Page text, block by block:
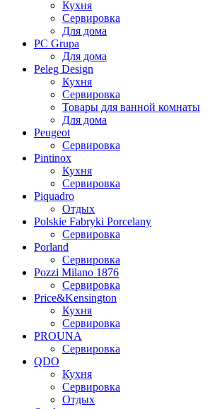
Кухня
Сервировка
Для дома
PC Grupa
Для дома
Peleg Design
Кухня
Сервировка
Товары для ванной комнаты
Для дома
Peugeot
Сервировка
Pintinox
Кухня
Сервировка
Piquadro
Отдых
Polskie Fabryki Porcelany
Сервировка
Porland
Сервировка
Pozzi Milano 1876
Сервировка
Price&Kensington
Кухня
Сервировка
PROUNA
Сервировка
QDO
Кухня
Сервировка
Отдых